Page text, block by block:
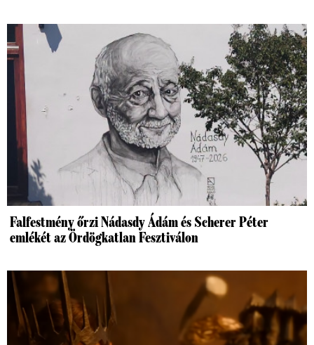
Falfestmény őrzi Nádasdy Ádám és Scherer Péter
emlékét az Ördögkatlan Fesztiválon